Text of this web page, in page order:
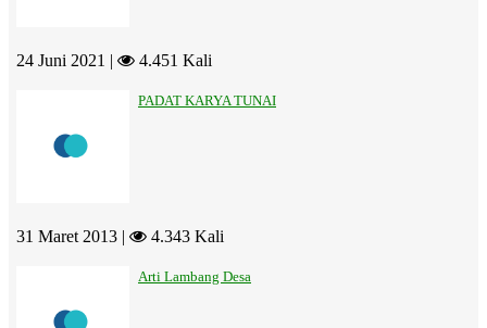
24 Juni 2021 | 4.451 Kali
PADAT KARYA TUNAI
31 Maret 2013 | 4.343 Kali
Arti Lambang Desa